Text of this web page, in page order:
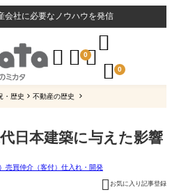
会社に必要なノウハウを発信
  0

 0
・歴史 不動産の歴史
日本建築に与えた影響
売買仲介（客付） 仕入れ・開発
 お気に入り記事登録